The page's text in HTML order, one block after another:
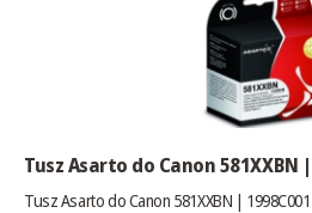
Tusz Asarto do Canon 581XXBN
Tusz Asarto do Canon 581XXBN |